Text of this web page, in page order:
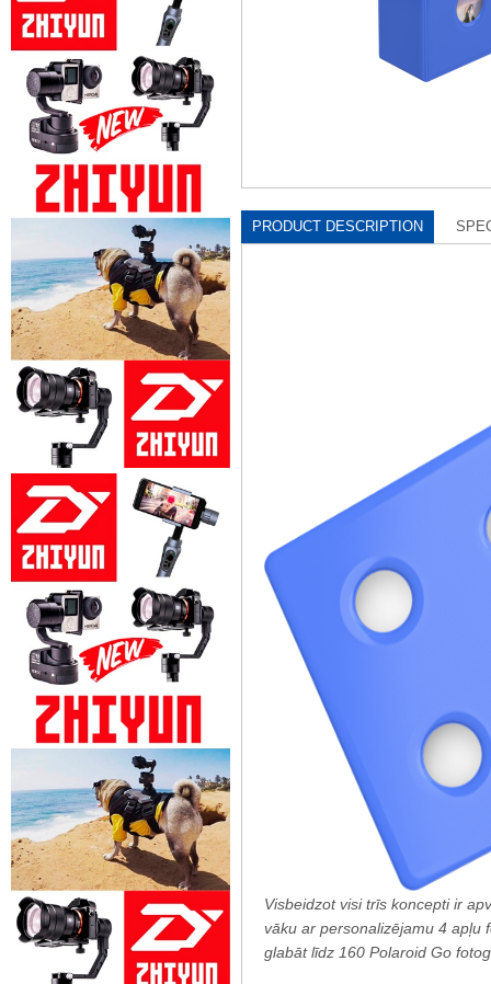
PRODUCT DESCRIPTION
Visbeidzot visi trīs koncepti ir
vāku ar personalizējamu 4 apļu
glabāt līdz 160 Polaroid Go